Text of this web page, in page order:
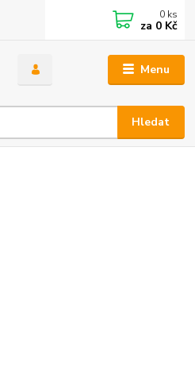
Menu
Hledat
0 ks
za 0 Kč